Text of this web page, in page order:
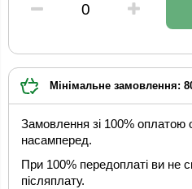
Мінімальне замовлення:
Замовлення зі 100% оплатою
насамперед.
При 100% передоплаті ви не
післяплату.